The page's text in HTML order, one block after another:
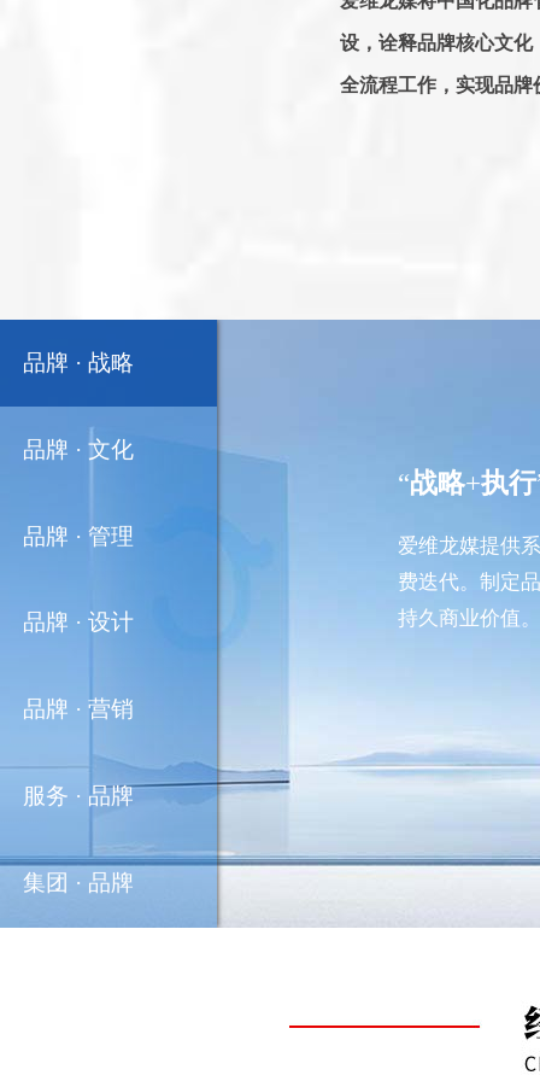
设，诠释品牌核心文
全流程工作，实现品
品牌 · 战略
品牌 · 文化
品牌 · 管理
品牌 · 设计
品牌 · 营销
服务 · 品牌
集团 · 品牌
“战略+执行
爱维龙媒提供
费迭代。制定
持久商业价值。